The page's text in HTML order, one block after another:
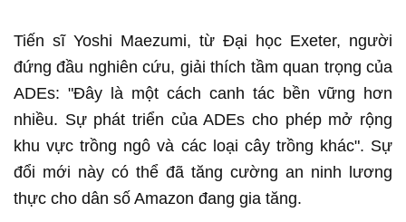
Tiến sĩ Yoshi Maezumi, từ Đại học Exeter, người
đứng đầu nghiên cứu, giải thích tầm quan trọng của
ADEs: "Đây là một cách canh tác bền vững hơn
nhiều. Sự phát triển của ADEs cho phép mở rộng
khu vực trồng ngô và các loại cây trồng khác". Sự
đổi mới này có thể đã tăng cường an ninh lương
thực cho dân số Amazon đang gia tăng.